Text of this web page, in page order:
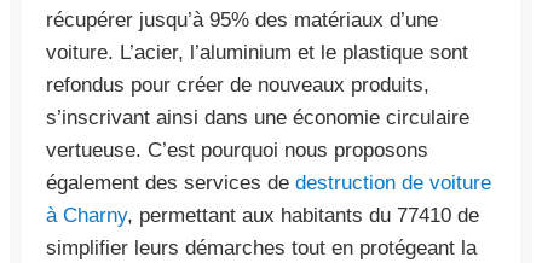
récupérer jusqu’à 95% des matériaux d’une
voiture. L’acier, l’aluminium et le plastique sont
refondus pour créer de nouveaux produits,
s’inscrivant ainsi dans une économie circulaire
vertueuse. C’est pourquoi nous proposons
également des services de destruction de voiture
à Charny, permettant aux habitants du 77410 de
simplifier leurs démarches tout en protégeant la